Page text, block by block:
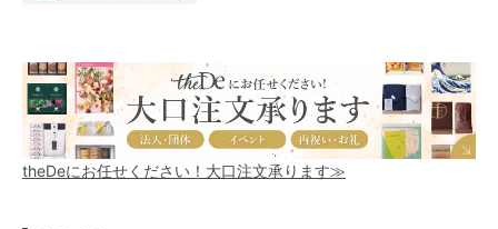
theDeにお任せください！大口注文承ります≫